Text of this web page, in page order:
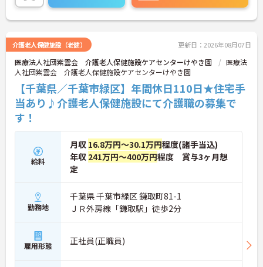
介護老人保健施設（老健） 更新日：2026年08月07日
医療法人社団紫雲会 介護老人保健施設ケアセンターけやき園
医療法
人社団紫雲会 介護老人保健施設ケアセンターけやき園
【千葉県／千葉市緑区】年間休日110日★住宅手
当あり♪介護老人保健施設にて介護職の募集で
す！
給料
月収 16.8万円～30.1万円程度(諸手当込)
年収 241万円～400万円程度 賞与3ヶ月想
定
勤務地
千葉県 千葉市緑区 鎌取町81-1
ＪＲ外房線「鎌取駅」徒歩2分
雇用形態 正社員(正職員)